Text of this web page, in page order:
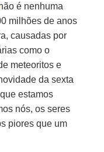
é nenhuma
milhões de anos
causadas por
como o
meteoritos e
da sexta
estamos
nós, os seres
piores que um